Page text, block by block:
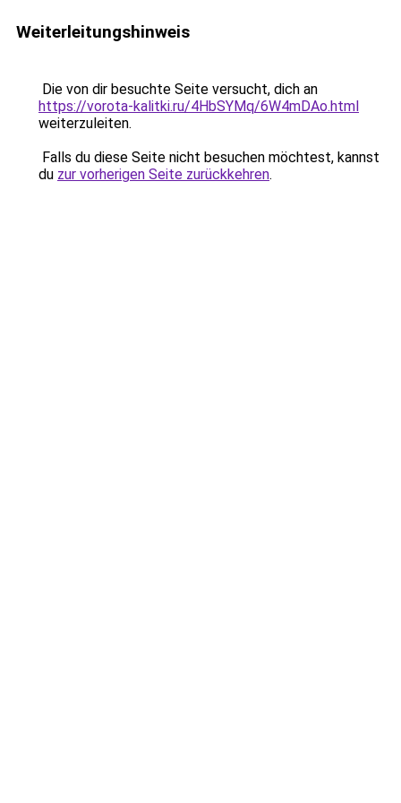
Weiterleitungshinweis
Die von dir besuchte Seite versucht, dich an
https://vorota-kalitki.ru/4HbSYMq/6W4mDAo.html
weiterzuleiten.
Falls du diese Seite nicht besuchen möchtest, kannst
du zur vorherigen Seite zurückkehren.